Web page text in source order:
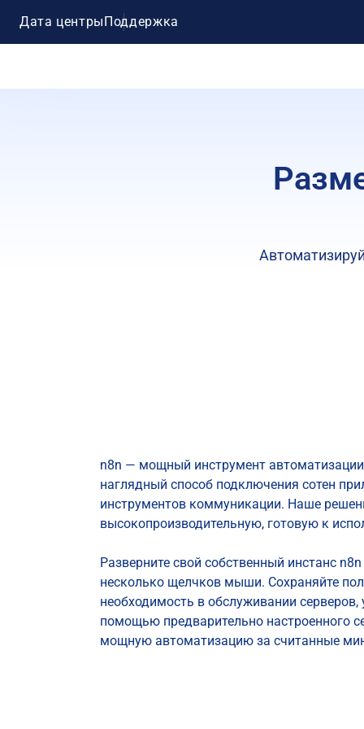
Дата центрыПоддержка
n8n — мощный инструмент
наглядный способ подключения сотен
инструментов коммуникации. Наше
высокопроизводительную, готовую к
Разверните свой собственный инстанс
несколько щелчков мыши. Сохраняйте
необходимость в обслуживании
помощью предварительно настроенного
мощную автоматизацию за считанные